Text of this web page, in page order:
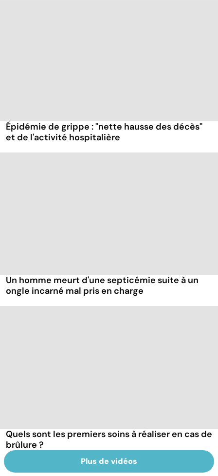
Épidémie de grippe : "nette hausse des décès"
et de l'activité hospitalière
Un homme meurt d'une septicémie suite à un
ongle incarné mal pris en charge
Quels sont les premiers soins à réaliser en cas de
brûlure ?
Plus de vidéos